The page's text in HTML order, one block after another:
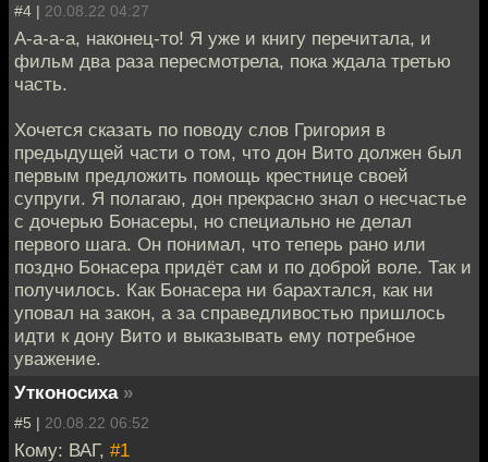
#4 | 20.08.22 04:27
А-а-а-а, наконец-то! Я уже и книгу перечитала, и
фильм два раза пересмотрела, пока ждала третью
часть.
Хочется сказать по поводу слов Григория в
предыдущей части о том, что дон Вито должен был
первым предложить помощь крестнице своей
супруги. Я полагаю, дон прекрасно знал о несчастье
с дочерью Бонасеры, но специально не делал
первого шага. Он понимал, что теперь рано или
поздно Бонасера придёт сам и по доброй воле. Так и
получилось. Как Бонасера ни барахтался, как ни
уповал на закон, а за справедливостью пришлось
идти к дону Вито и выказывать ему потребное
уважение.
Утконосиха »
#5 | 20.08.22 06:52
Кому: ВАГ, #1